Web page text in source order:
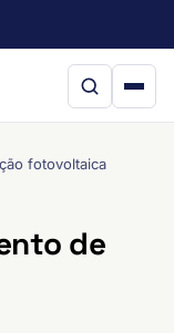
fotovoltaica
de